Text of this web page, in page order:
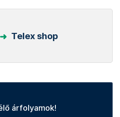
Telex shop
árfolyamok!